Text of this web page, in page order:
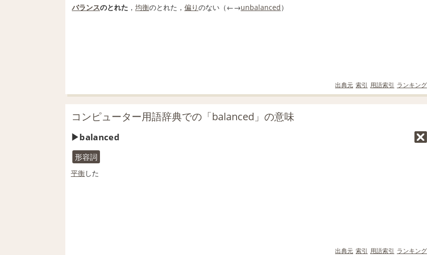
バランスのとれた ， 均衡のとれた， 偏りのない（←→unbalanced）
出典元 索引 用語索引 ランキング
コンピューター用語辞典での「balanced」の意味
balanced
形容詞
平衡した
出典元 索引 用語索引 ランキング